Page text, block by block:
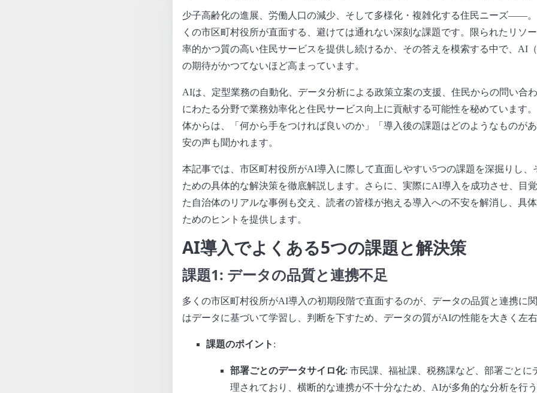
少子高齢化の進展、労働人口の減少、そして多様化・複雑化する住民ニーズ――
くの市区町村役所が直面する、避けては通れない深刻な課題です。限られたリソ
率的かつ質の高い住民サービスを提供し続けるか、その答えを模索する中で、AI
の期待がかつてないほど高まっています。
AIは、定型業務の自動化、データ分析による政策立案の支援、住民からの問い合
にわたる分野で業務効率化と住民サービス向上に貢献する可能性を秘めています
体からは、「何から手をつければ良いのか」「導入後の課題はどのようなものが
安の声も聞かれます。
本記事では、市区町村役所がAI導入に際して直面しやすい5つの課題を深掘りし、
ための具体的な解決策を徹底解説します。さらに、実際にAI導入を成功させ、目
た自治体のリアルな事例も交え、読者の皆様が抱える導入への不安を解消し、具
ためのヒントを提供します。
AI導入でよくある5つの課題と解決策
課題1: データの品質と連携不足
多くの市区町村役所がAI導入の初期段階で直面するのが、データの品質と連携に
はデータに基づいて学習し、判断を下すため、データの質がAIの性能を大きく左
課題のポイント :
部署ごとのデータサイロ化: 市民課、福祉課、税務課など、部署ごとに
理されており、横断的な連携が不十分なため、AIが多角的な分析を行